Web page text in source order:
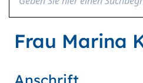
Frau Marina